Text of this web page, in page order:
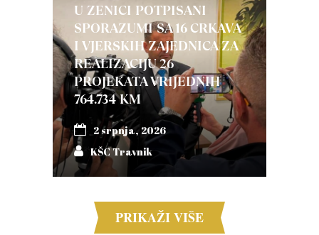
U ZENICI POTPISANI
SPORAZUMI SA 16 CRKAVA
I VJERSKIH ZAJEDNICA ZA
REALIZACIJU 26
PROJEKATA VRIJEDNIH
764.734 KM
2 srpnja, 2026
KŠC Travnik
PRIKAŽI VIŠE